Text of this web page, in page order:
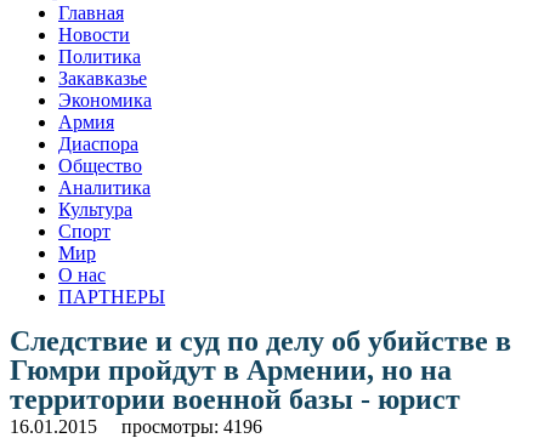
Главная
Новости
Политика
Закавказье
Экономика
Армия
Диаспора
Общество
Аналитика
Культура
Спорт
Мир
О нас
ПАРТНЕРЫ
Следствие и суд по делу об убийстве в
Гюмри пройдут в Армении, но на
территории военной базы - юрист
16.01.2015 просмотры: 4196